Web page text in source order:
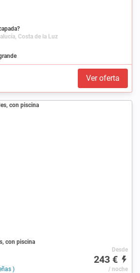
Costa de la Luz
Ver oferta
con piscina
)
Desde
243 €
/ noche